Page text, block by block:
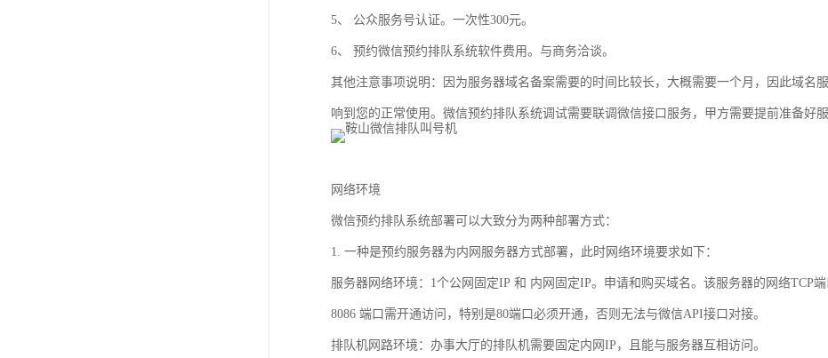
5、 公众服务号认证。一次性300元。
6、 预约微信预约排队系统软件费用。与商务洽谈。
其他注意事项说明：因为服务器域名备案需要的时间比较长，大概需要一个月，因此域名
响到您的正常使用。微信预约排队系统调试需要联调微信接口服务，甲方需要提前准备好
网络环境
微信预约排队系统部署可以大致分为两种部署方式：
1. 一种是预约服务器为内网服务器方式部署，此时网络环境要求如下：
服务器网络环境：1个公网固定IP 和 内网固定IP。申请和购买域名。该服务器的网络TCP端
8086 端口需开通访问，特别是80端口必须开通，否则无法与微信API接口对接。
排队机网路环境：办事大厅的排队机需要固定内网IP，且能与服务器互相访问。